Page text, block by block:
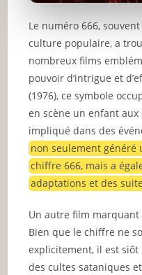
Le numéro 666,
culture populaire, a
nombreux films
pouvoir d’intrigue et
(1976), ce symbole
en scène un enfant
impliqué dans des
non seulement
chiffre 666, mais a
adaptations et des
Un autre film marquant
Bien que le chiffre ne
explicitement, il est
des cultes sataniques